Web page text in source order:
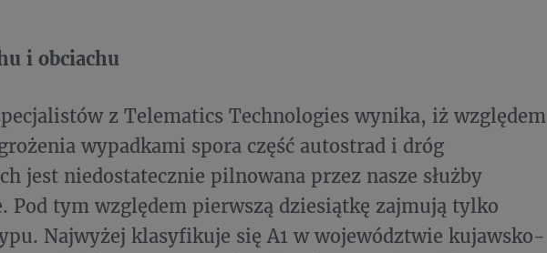
i obciachu
z Telematics Technologies wynika, iż względem
wypadkami spora część autostrad i dróg
jest niedostatecznie pilnowana przez nasze służby
Pod tym względem pierwszą dziesiątkę zajmują tylko
Najwyżej klasyfikuje się A1 w województwie kujawsko-